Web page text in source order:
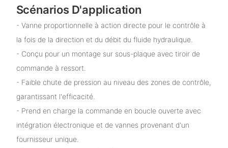
Scénarios D'application
- Vanne proportionnelle à action directe pour le contrôle à
la fois de la direction et du débit du fluide hydraulique.
- Conçu pour un montage sur sous-plaque avec tiroir de
commande à ressort.
- Faible chute de pression au niveau des zones de contrôle,
garantissant l'efficacité.
- Prend en charge la commande en boucle ouverte avec
intégration électronique et de vannes provenant d'un
fournisseur unique.